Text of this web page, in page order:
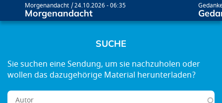
Morgenandacht 24.10.2026 - 06:35
Morgenandacht
SUCHE